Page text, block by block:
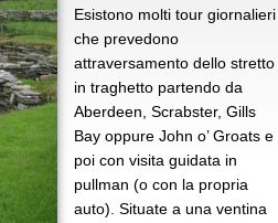
Esistono molti tour giornalieri
che prevedono
attraversamento dello stretto
in traghetto partendo da
Aberdeen, Scrabster, Gills
Bay oppure John o’ Groats e
poi con visita guidata in
pullman (o con la propria
auto). Situate a una ventina